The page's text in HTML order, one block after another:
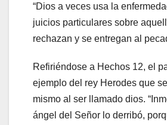
“Dios a veces usa la
juicios particulares sobre
rechazan y se entregan al
Refiriéndose a Hechos 12, el
ejemplo del rey Herodes que
mismo al ser llamado dios.
ángel del Señor lo derribó,